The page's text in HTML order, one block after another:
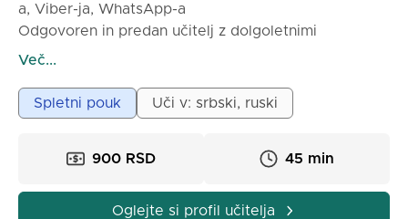
a, Viber-ja, WhatsApp-a
Odgovoren in predan učitelj z dolgoletnimi
izkušnjami, ruski govorec (sovjetska osnovna šola,
vse starosti in nivoje znanja.
zjutraj, popoldne, zvečer).
900 din. za 45 min.
Več...
Spletni pouk Uči v: srbski, ruski
900 RSD 45 min
Oglejte si profil učitelja